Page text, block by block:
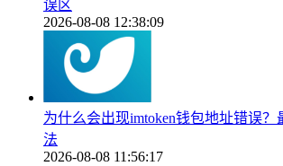
误区
2026-08-08 12:38:09
为什么会出现imtoken钱包地址错误
法
2026-08-08 11:56:17